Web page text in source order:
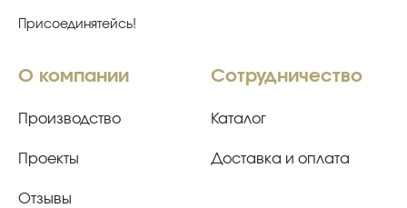
Присоединятейсь!
О компании
Производство
Проекты
Отзывы
Сотрудничество
Каталог
Доставка и оплата